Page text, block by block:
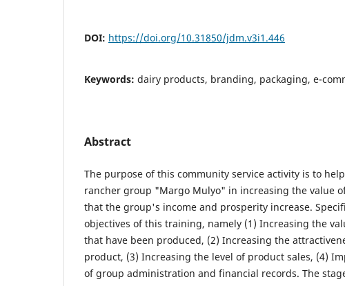
DOI: https://doi.org/10.31850/jdm.v3i1.446
Keywords: dairy products, branding, packaging, e-
Abstract
The purpose of this community service activity is to
rancher group "Margo Mulyo" in increasing the value
that the group's income and prosperity increase.
objectives of this training, namely (1) Increasing the
that have been produced, (2) Increasing the
product, (3) Increasing the level of product sales, (4)
of group administration and financial records. The